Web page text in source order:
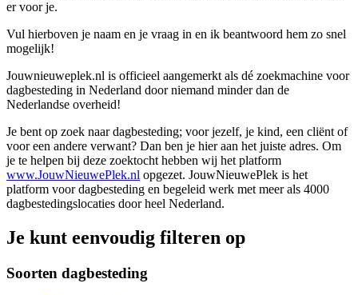
er voor je.
Vul hierboven je naam en je vraag in en ik beantwoord hem zo snel
mogelijk!
Jouwnieuweplek.nl is officieel aangemerkt als dé zoekmachine voor
dagbesteding in Nederland door niemand minder dan de
Nederlandse overheid!
Je bent op zoek naar dagbesteding; voor jezelf, je kind, een cliënt of
voor een andere verwant? Dan ben je hier aan het juiste adres. Om
je te helpen bij deze zoektocht hebben wij het platform
www.JouwNieuwePlek.nl opgezet. JouwNieuwePlek is het
platform voor dagbesteding en begeleid werk met meer als 4000
dagbestedingslocaties door heel Nederland.
Je kunt eenvoudig filteren op
Soorten dagbesteding